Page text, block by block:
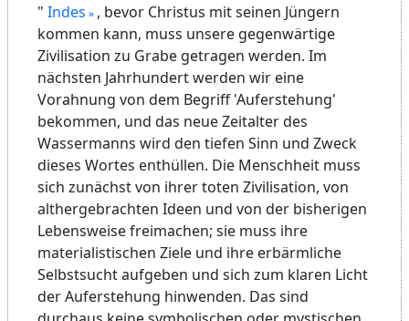
" Indes
, bevor Christus mit seinen Jüngern
kommen kann, muss unsere gegenwärtige
Zivilisation zu Grabe getragen werden. Im
nächsten Jahrhundert werden wir eine
Vorahnung von dem Begriff 'Auferstehung'
bekommen, und das neue Zeitalter des
Wassermanns wird den tiefen Sinn und Zweck
dieses Wortes enthüllen. Die Menschheit muss
sich zunächst von ihrer toten Zivilisation, von
althergebrachten Ideen und von der bisherigen
Lebensweise freimachen; sie muss ihre
materialistischen Ziele und ihre erbärmliche
Selbstsucht aufgeben und sich zum klaren Licht
der Auferstehung hinwenden. Das sind